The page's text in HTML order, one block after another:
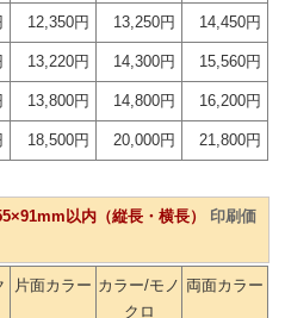
12,350円 13,250円 14,450円
13,220円 14,300円 15,560円
13,800円 14,800円 16,200円
18,500円 20,000円 21,800円
以内（縦長・横長）
印刷価
片面カラー カラー/モノ
クロ
両面カラー